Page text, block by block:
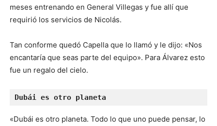
meses entrenando en General Villegas y fue allí que
requirió los servicios de Nicolás.
Tan conforme quedó Capella que lo llamó y le dijo: «Nos
encantaría que seas parte del equipo». Para Álvarez esto
fue un regalo del cielo.
Dubái es otro planeta
«Dubái es otro planeta. Todo lo que uno puede pensar, lo